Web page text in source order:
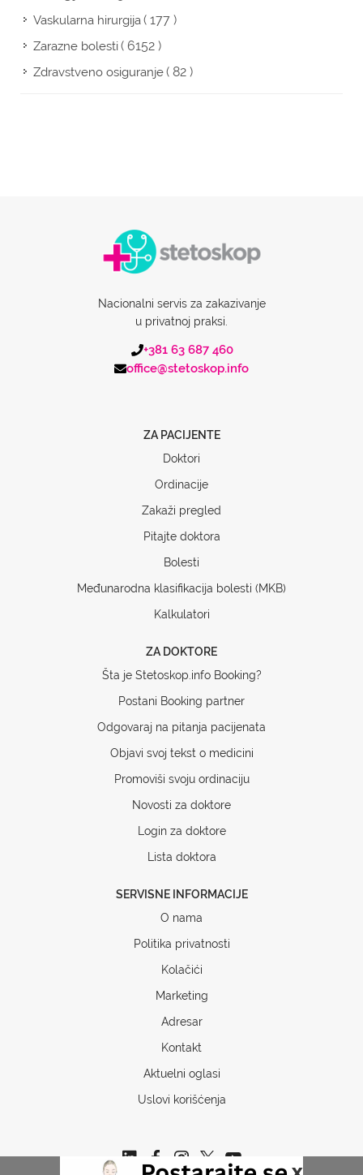
Vaskularna hirurgija( 177 )
Zarazne bolesti( 6152 )
Zdravstveno osiguranje( 82 )
Nacionalni servis za zakazivanje
u privatnoj praksi.
+381 63 687 460
office@stetoskop.info
ZA PACIJENTE
Doktori
Ordinacije
Zakaži pregled
Pitajte doktora
Bolesti
Međunarodna klasifikacija bolesti (MKB)
Kalkulatori
ZA DOKTORE
Šta je Stetoskop.info Booking?
Postani Booking partner
Odgovaraj na pitanja pacijenata
Objavi svoj tekst o medicini
Promoviši svoju ordinaciju
Novosti za doktore
Login za doktore
Lista doktora
SERVISNE INFORMACIJE
O nama
Politika privatnosti
Kolačići
Marketing
Adresar
Kontakt
Aktuelni oglasi
Uslovi korišćenja